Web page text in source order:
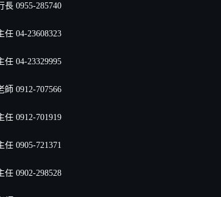
長 0955-285740
任 04-23608323
任 04-23329995
師 0912-707566
任 0912-701919
任 0905-721371
任 0902-298528